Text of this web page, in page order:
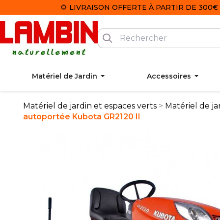
🌻 LIVRAISON OFFERTE À PARTIR DE
Matériel de Jardin Accessoires
Matériel de jardin et espaces verts
Matériel de
autoportée Kubota GR2120 II